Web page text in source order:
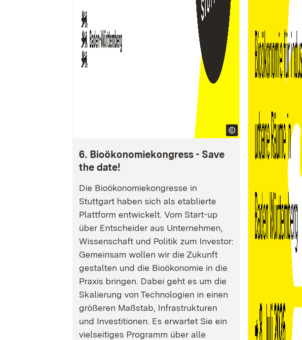
6. Bioökonomiekongress - Save
the date!
Die Bioökonomiekongresse in
Stuttgart haben sich als etablierte
Plattform entwickelt. Vom Start-up
über Entscheider aus Unternehmen,
Wissenschaft und Politik zum Investor:
Gemeinsam wollen wir die Zukunft
gestalten und die Bioökonomie in die
Praxis bringen. Dabei geht es um die
Skalierung von Technologien in einen
größeren Maßstab, Infrastrukturen
und Investitionen. Es erwartet Sie ein
vielseitiges Programm über alle